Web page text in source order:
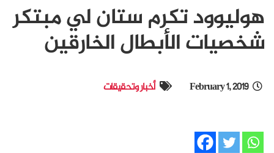
هوليوود تكرم ستان لي مبتكر
شخصيات الأبطال الخارقين
February 1, 2019 أخبار وتحقيقات